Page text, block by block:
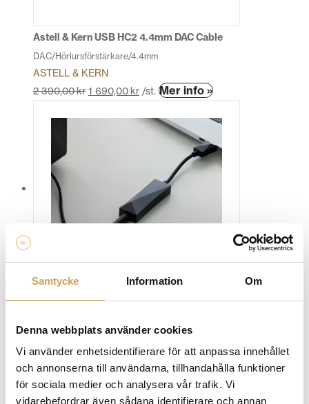
Samtycke Information Om
Denna webbplats använder cookies
Vi använder enhetsidentifierare för att anpassa innehållet
och annonserna till användarna, tillhandahålla funktioner
för sociala medier och analysera vår trafik. Vi
vidarebefordrar även sådana identifierare och annan
produktsidan
Astell & Kern USB HC2 4.4mm DAC Cable
DAC/Hörlursförstärkare/4.4mm
ASTELL & KERN
2 390,00kr 1 690,00 kr /st. Mer info »Den
produkten
flera
varianter.
väljas
på
produktsidan
Astell & Kern USB HC3 3.5mm DAC Cable
DAC/Hörlursförstärkare
2 690,00kr 1 990,00kr/st. Mer info »
här
produkten
har
flera